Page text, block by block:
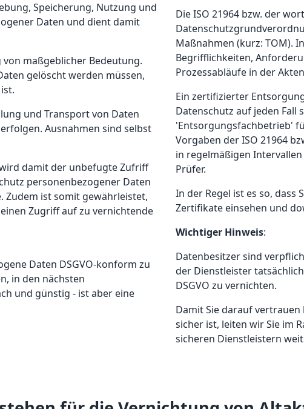
Speicherung, Nutzung und
Daten und dient damit
maßgeblicher Bedeutung.
gelöscht werden müssen,
und Transport von Daten
Ausnahmen sind selbst
damit der unbefugte Zufriff
personenbezogener Daten
Zudem ist somit gewährleistet,
Zugriff auf zu vernichtende
Daten DSGVO-konform zu
in den nächsten
und günstig - ist aber eine
Die ISO 21964 bzw. der
Maßnahmen (kurz: TOM).
Begrifflichkeiten,
Prozessabläufe in der
Ein zertifizierter
Datenschutz auf jeden Fall
'Entsorgungsfachbetrieb'
Vorgaben der ISO 21964
in regelmäßigen
Prüfer.
In der Regel ist es so, dass
Zertifikate einsehen und
Wichtiger Hinweis:
Datenbesitzer sind
der Dienstleister
DSGVO zu vernichten.
Damit Sie darauf
sicher ist, leiten wir Sie im
sicheren Dienstleistern